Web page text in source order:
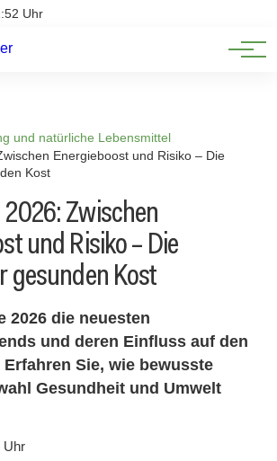
Uhr
und natürliche Lebensmittel
Energieboost und Risiko – Die
Kost
Zwischen
und Risiko – Die
gesunden Kost
2026 die neuesten
und deren Einfluss auf den
Sie, wie bewusste
Gesundheit und Umwelt
Uhr